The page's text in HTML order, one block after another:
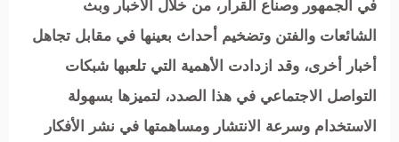
في الجمهور وصناع القرار، من خلال الأخبار وبث
الشائعات والفتن وتضخيم أحداث بعينها في مقابل تجاهل
أخبار أخرى، وقد ازدادت الأهمية التي تلعبها شبكات
التواصل الاجتماعي في هذا الصدد، لتميزها بسهولة
الاستخدام وسرعة الانتشار ومساهمتها في نشر الأفكار